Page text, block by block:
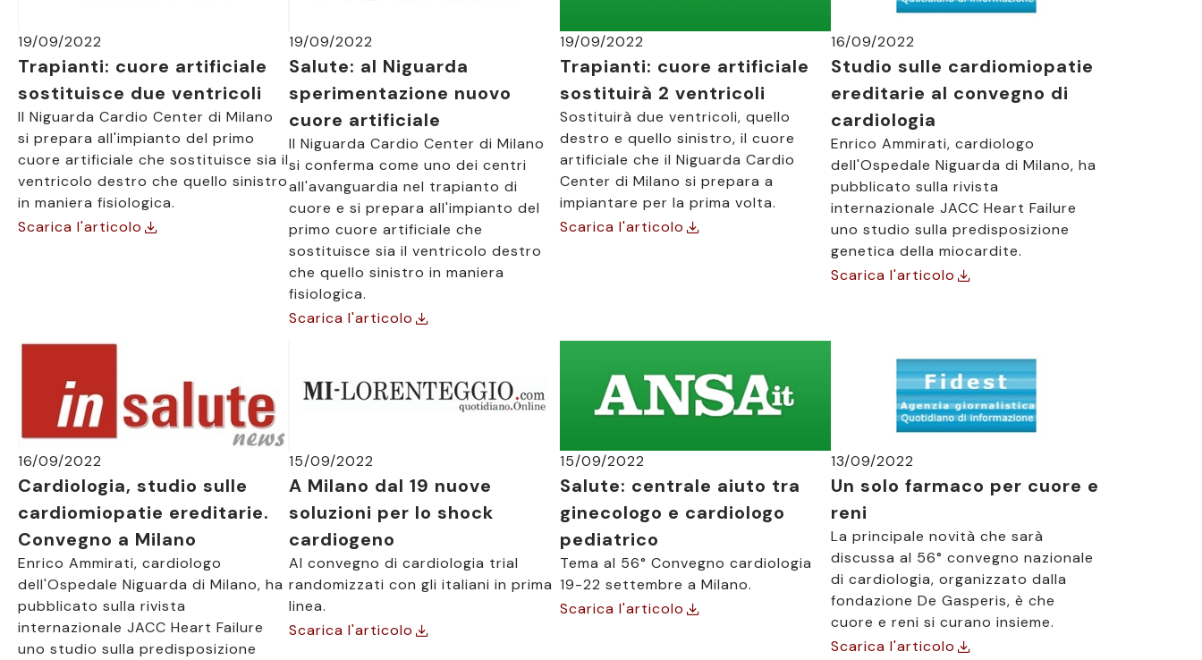
19/09/2022
Trapianti: cuore artificiale
sostituisce due ventricoli
Il Niguarda Cardio Center di Milano
si prepara all'impianto del primo
cuore artificiale che sostituisce sia il
ventricolo destro che quello sinistro
in maniera fisiologica.
Scarica l'articolo
19/09/2022
Salute: al Niguarda
sperimentazione nuovo
cuore artificiale
Il Niguarda Cardio Center di Milano
si conferma come uno dei centri
all'avanguardia nel trapianto di
cuore e si prepara all'impianto del
primo cuore artificiale che
sostituisce sia il ventricolo destro
che quello sinistro in maniera
fisiologica.
Scarica l'articolo
19/09/2022
Trapianti: cuore artificiale
sostituirà 2 ventricoli
Sostituirà due ventricoli, quello
destro e quello sinistro, il cuore
artificiale che il Niguarda Cardio
Center di Milano si prepara a
impiantare per la prima volta.
Scarica l'articolo
16/09/2022
Studio sulle cardiomiopatie
ereditarie al convegno di
cardiologia
Enrico Ammirati, cardiologo
dell'Ospedale Niguarda di Milano, ha
pubblicato sulla rivista
internazionale JACC Heart Failure
uno studio sulla predisposizione
genetica della miocardite.
Scarica l'articolo
16/09/2022
Cardiologia, studio sulle
cardiomiopatie ereditarie.
Convegno a Milano
Enrico Ammirati, cardiologo
dell'Ospedale Niguarda di Milano, ha
pubblicato sulla rivista
internazionale JACC Heart Failure
uno studio sulla predisposizione
15/09/2022
A Milano dal 19 nuove
soluzioni per lo shock
cardiogeno
Al convegno di cardiologia trial
randomizzati con gli italiani in prima
linea.
Scarica l'articolo
15/09/2022
Salute: centrale aiuto tra
ginecologo e cardiologo
pediatrico
Tema al 56° Convegno cardiologia
19-22 settembre a Milano.
Scarica l'articolo
13/09/2022
Un solo farmaco per cuore e
reni
La principale novità che sarà
discussa al 56° convegno nazionale
di cardiologia, organizzato dalla
fondazione De Gasperis, è che
cuore e reni si curano insieme.
Scarica l'articolo